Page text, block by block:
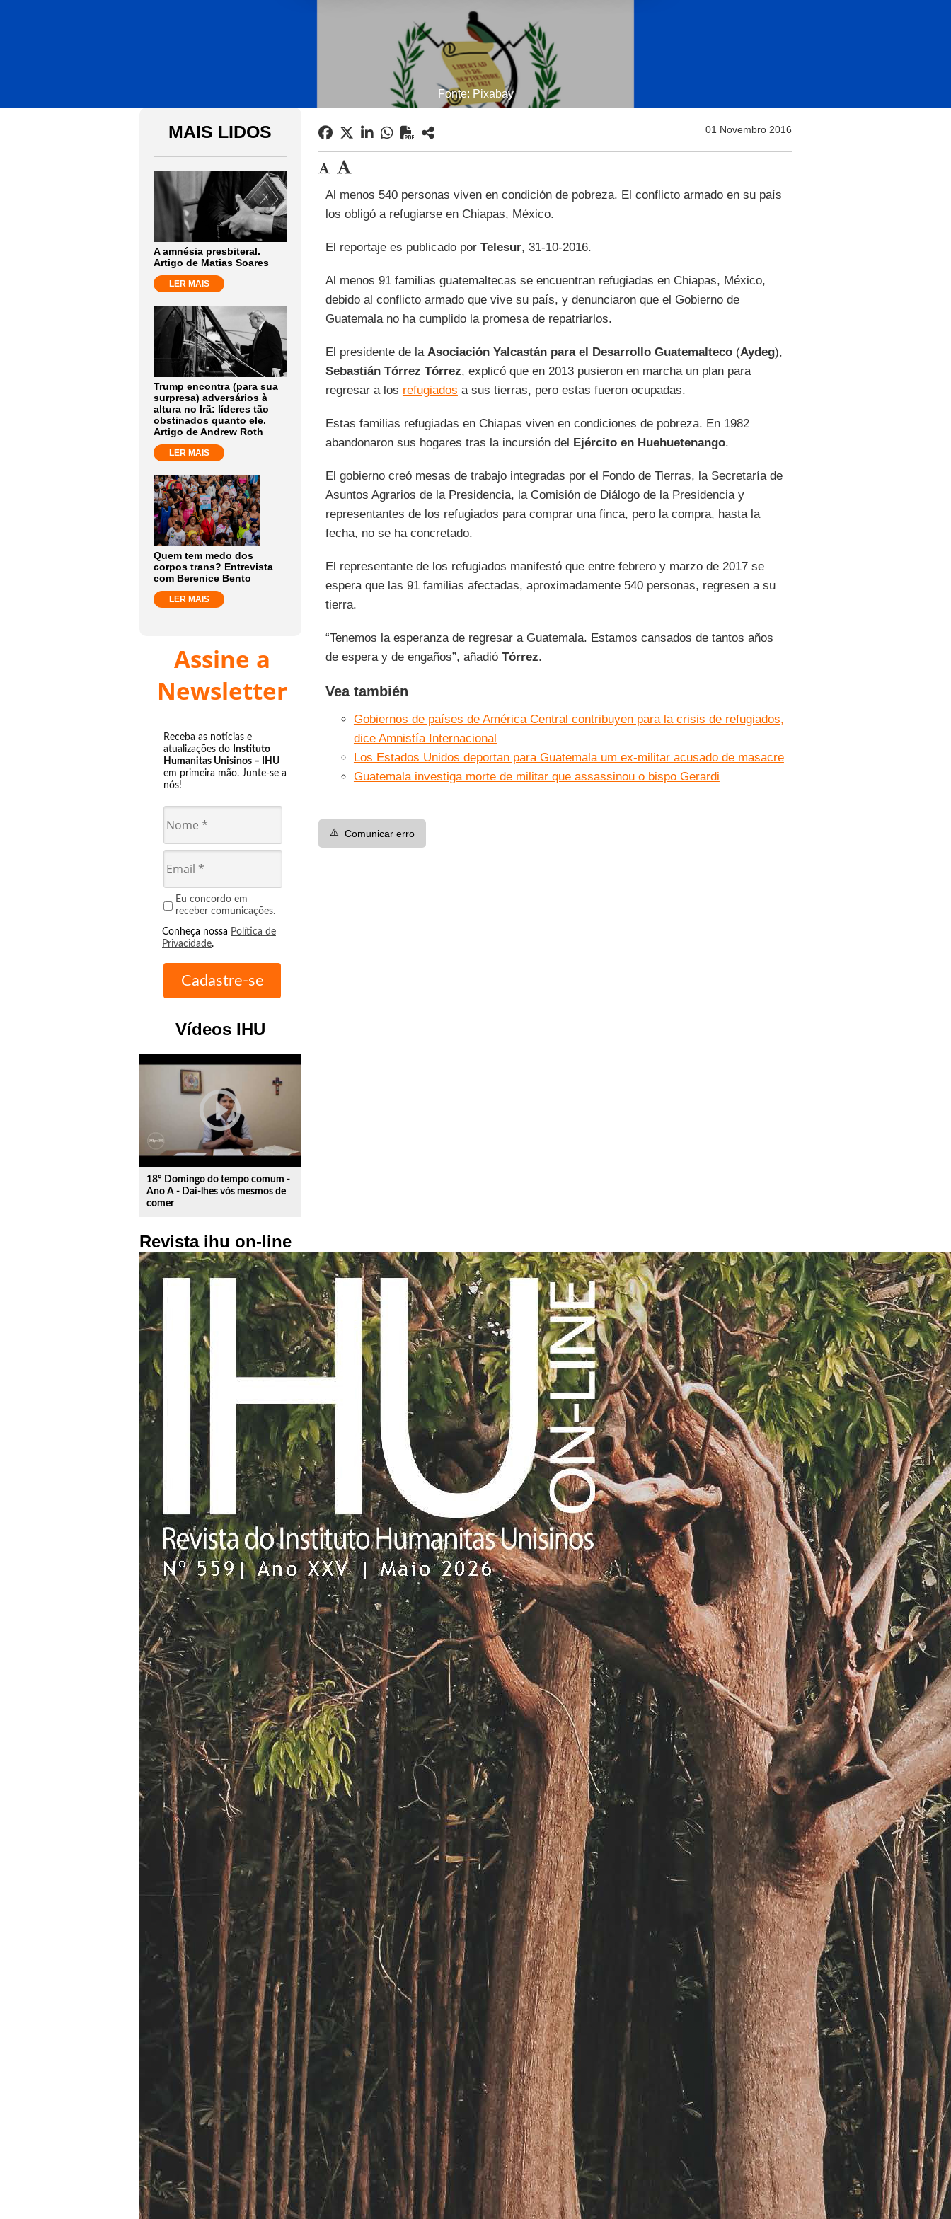
Fonte: Pixabay
MAIS LIDOS
A amnésia presbiteral.
Artigo de Matias Soares
LER MAIS
Trump encontra (para sua
surpresa) adversários à
altura no Irã: líderes tão
obstinados quanto ele.
Artigo de Andrew Roth
LER MAIS
Quem tem medo dos
corpos trans? Entrevista
com Berenice Bento
LER MAIS
Assine a
Newsletter
Receba as notícias e
atualizações do Instituto
Humanitas Unisinos – IHU
em primeira mão. Junte-se a
nós!
Eu concordo em
receber comunicações.
Conheça nossa Política de
Privacidade.
Vídeos IHU
play_circle_outline
18º Domingo do tempo comum -
Ano A - Dai-lhes vós mesmos de
comer
Revista ihu on-line
01 Novembro 2016
Al menos 540 personas viven en condición de pobreza. El conflicto armado en su país
los obligó a refugiarse en Chiapas, México.
El reportaje es publicado por Telesur, 31-10-2016.
Al menos 91 familias guatemaltecas se encuentran refugiadas en Chiapas, México,
debido al conflicto armado que vive su país, y denunciaron que el Gobierno de
Guatemala no ha cumplido la promesa de repatriarlos.
El presidente de la Asociación Yalcastán para el Desarrollo Guatemalteco(Aydeg),
Sebastián Tórrez Tórrez, explicó que en 2013 pusieron en marcha un plan para
regresar a los refugiados a sus tierras, pero estas fueron ocupadas.
Estas familias refugiadas en Chiapas viven en condiciones de pobreza. En 1982
abandonaron sus hogares tras la incursión del Ejército en Huehuetenango.
El gobierno creó mesas de trabajo integradas por el Fondo de Tierras, la Secretaría de
Asuntos Agrarios de la Presidencia, la Comisión de Diálogo de la Presidencia y
representantes de los refugiados para comprar una finca, pero la compra, hasta la
fecha, no se ha concretado.
El representante de los refugiados manifestó que entre febrero y marzo de 2017 se
espera que las 91 familias afectadas, aproximadamente 540 personas, regresen a su
tierra.
“Tenemos la esperanza de regresar a Guatemala. Estamos cansados de tantos años
de espera y de engaños”, añadió Tórrez.
Vea también
Gobiernos de países de América Central contribuyen para la crisis de refugiados,
dice Amnistía Internacional
Los Estados Unidos deportan para Guatemala um ex-militar acusado de masacre
Guatemala investiga morte de militar que assassinou o bispo Gerardi
⚠️ Comunicar erro